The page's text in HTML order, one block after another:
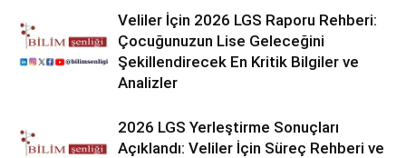
Veliler İçin 2026 LGS Raporu Rehberi:
Çocuğunuzun Lise Geleceğini
Şekillendirecek En Kritik Bilgiler ve
Analizler
2026 LGS Yerleştirme Sonuçları
Açıklandı: Veliler İçin Süreç Rehberi ve